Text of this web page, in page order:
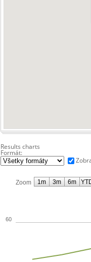
Results charts
Formát:
Zoom
60
1m 3m 6m